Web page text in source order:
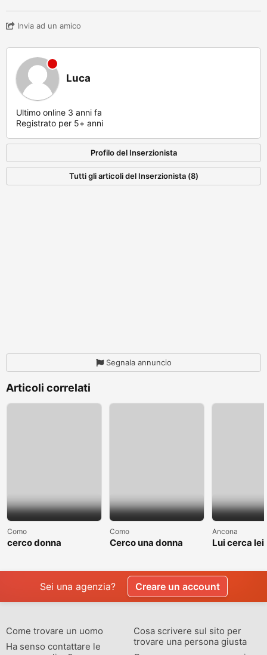
Invia ad un amico
Luca
Ultimo online 3 anni fa
Registrato per 5+ anni
Profilo del Inserzionista
Tutti gli articoli del Inserzionista (8)
Segnala annuncio
Articoli correlati
Como
cerco donna
Como
Cerco una donna
Ancona
Lui cerca lei
Sei una agenzia? Creare un account
Come trovare un uomo
Ha senso contattare le
Cosa scrivere sul sito per
trovare una persona giusta